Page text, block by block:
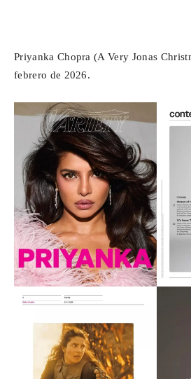
Priyanka Chopra (A Very Jonas
febrero de 2026.